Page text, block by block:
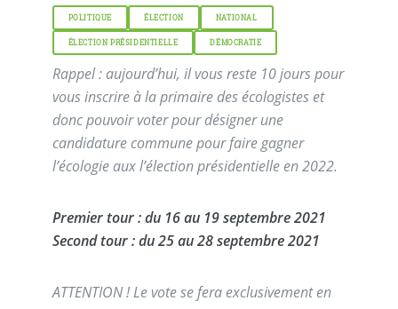
POLITIQUE ÉLECTION NATIONAL
ÉLECTION PRÉSIDENTIELLE DÉMOCRATIE
Rappel : aujourd’hui, il vous reste 10 jours pour
vous inscrire à la primaire des écologistes et
donc pouvoir voter pour désigner une
candidature commune pour faire gagner
l’écologie aux l’élection présidentielle en 2022.
Premier tour : du 16 au 19 septembre 2021
Second tour : du 25 au 28 septembre 2021
ATTENTION ! Le vote se fera exclusivement en